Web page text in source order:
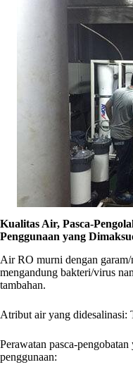
Kualitas Air, Pasca-
Penggunaan yang
Air RO murni dengan
mengandung bakteri/virus
tambahan.
Atribut air yang didesalinasi:
Perawatan pasca-
penggunaan: